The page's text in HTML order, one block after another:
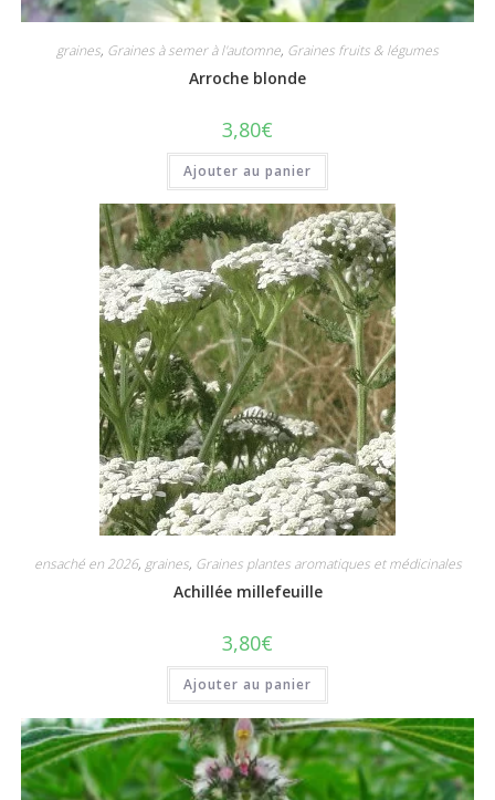
graines, Graines à semer à l'automne, Graines fruits & légumes
Arroche blonde
3,80€
Ajouter au panier
ensaché en 2026, graines, Graines plantes aromatiques et médicinales
Achillée millefeuille
3,80€
Ajouter au panier